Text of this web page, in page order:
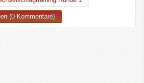
(0 Kommentare)